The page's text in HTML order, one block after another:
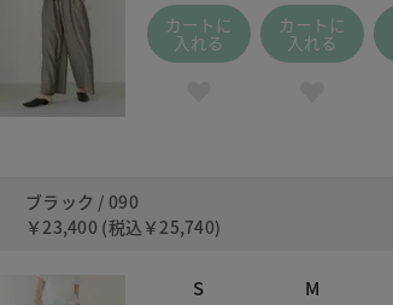
カートに
入れる
カートに
入れる
ブラック / 090
￥23,400 (税込 ￥25,740)
S M